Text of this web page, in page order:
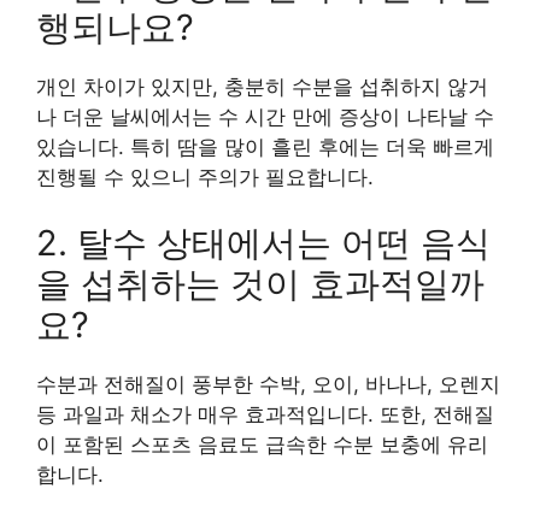
행되나요?
개인 차이가 있지만, 충분히 수분을 섭취하지 않거
나 더운 날씨에서는 수 시간 만에 증상이 나타날 수
있습니다. 특히 땀을 많이 흘린 후에는 더욱 빠르게
진행될 수 있으니 주의가 필요합니다.
2. 탈수 상태에서는 어떤 음식
을 섭취하는 것이 효과적일까
요?
수분과 전해질이 풍부한 수박, 오이, 바나나, 오렌지
등 과일과 채소가 매우 효과적입니다. 또한, 전해질
이 포함된 스포츠 음료도 급속한 수분 보충에 유리
합니다.